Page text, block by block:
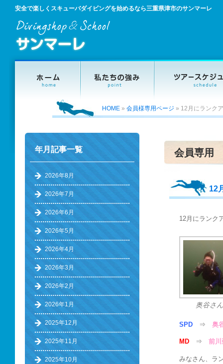
安全で楽しくスキューバダイビングを始めるなら三重県津市のサンマーレ
HOME » 会員様専用ページ » 12月にランク
会員専用
12
12月にランク
奥谷さん
SPD ⇒ 奥
MD ⇒ 前川
みなさん、ラ
年月記事一覧
2026年8月
2026年7月
2026年6月
2026年5月
2026年4月
2026年3月
2026年2月
2026年1月
2025年12月
2025年11月
2025年10月